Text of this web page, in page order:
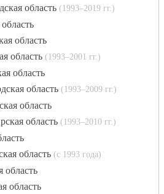
область (1993–2019 гг.)
область
область (1993–2001 гг.)
область
область (1993–2009 гг.)
область
область (1993–2010 гг.)
область (с 1993 года)
область